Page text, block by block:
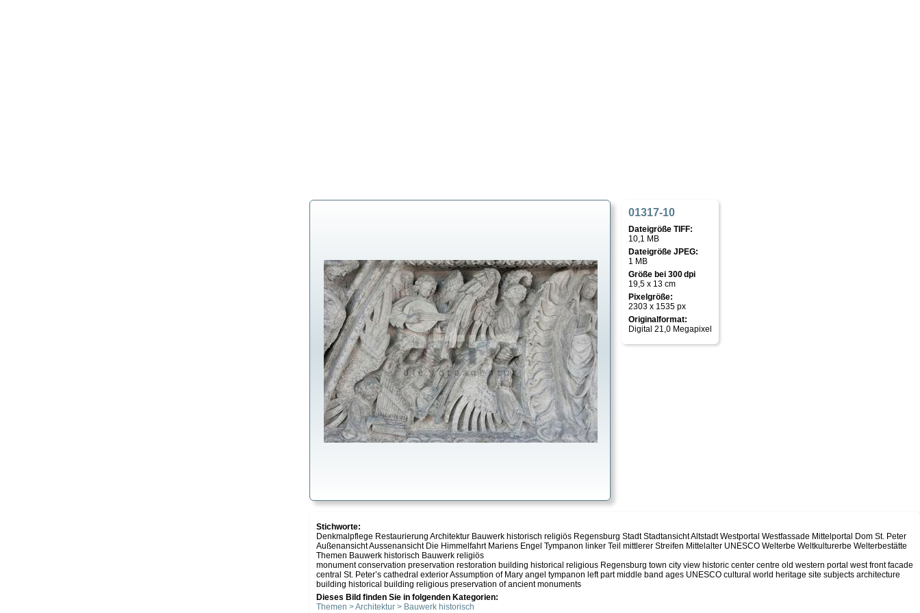
01317-10
Dateigröße TIFF:
10,1 MB
Dateigröße JPEG:
1 MB
Größe bei 300 dpi
19,5 x 13 cm
Pixelgröße:
2303 x 1535 px
Originalformat:
Digital 21,0 Megapixel
Stichworte:
Denkmalpflege Restaurierung Architektur Bauwerk historisch religiös Regensburg Stadt Stadtansicht Altstadt Westportal Westfassade Mittelportal Dom St. Peter
Außenansicht Aussenansicht Die Himmelfahrt Mariens Engel Tympanon linker Teil mittlerer Streifen Mittelalter UNESCO Welterbe Weltkulturerbe Welterbestätte
Themen Bauwerk historisch Bauwerk religiös
monument conservation preservation restoration building historical religious Regensburg town city view historic center centre old western portal west front facade
central St. Peter’s cathedral exterior Assumption of Mary angel tympanon left part middle band ages UNESCO cultural world heritage site subjects architecture
building historical building religious preservation of ancient monuments
Dieses Bild finden Sie in folgenden Kategorien:
Themen > Architektur > Bauwerk historisch